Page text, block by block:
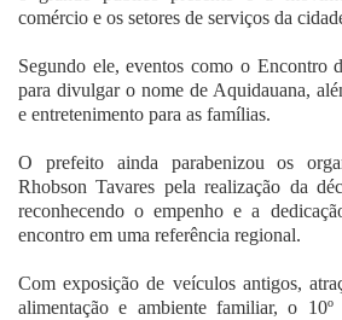
comércio e os setores de serviços da
Segundo ele, eventos como o Encontro
para divulgar o nome de Aquidauana,
e entretenimento para as famílias.
O prefeito ainda parabenizou os
Rhobson Tavares pela realização da
reconhecendo o empenho e a
encontro em uma referência regional.
Com exposição de veículos antigos,
alimentação e ambiente familiar, o